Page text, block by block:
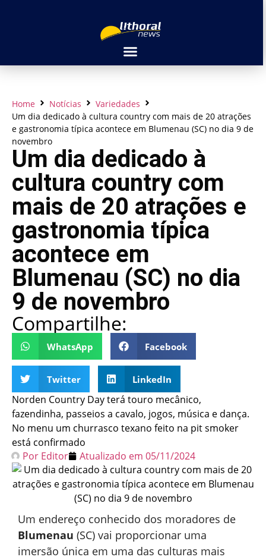
Home Notícias
Variedades
Um dia dedicado à cultura country com mais de 20 atrações
e gastronomia típica acontece em Blumenau (SC) no dia 9 de
novembro
Um dia dedicado à
cultura country com
mais de 20 atrações e
gastronomia típica
acontece em
Blumenau (SC) no dia
9 de novembro
Compartilhe:
WhatsApp Facebook
Twitter LinkedIn
Norden Country Day terá touro mecânico,
fazendinha, passeios a cavalo, jogos, música e dança.
No menu um churrasco texano feito na pit smoker
está confirmado
Por Editor Atualizado em 05/11/2024
Um endereço conhecido dos moradores de
Blumenau (SC) vai proporcionar uma
imersão única em uma das culturas mais